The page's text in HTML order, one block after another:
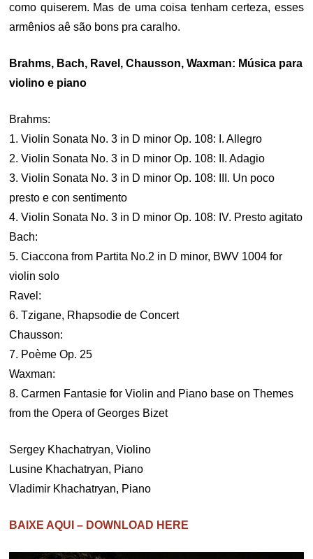
como quiserem. Mas de uma coisa tenham certeza, esses
armênios aê são bons pra caralho.
Brahms, Bach, Ravel, Chausson, Waxman: Música para
violino e piano
Brahms:
1. Violin Sonata No. 3 in D minor Op. 108: I. Allegro
2. Violin Sonata No. 3 in D minor Op. 108: II. Adagio
3. Violin Sonata No. 3 in D minor Op. 108: III. Un poco
presto e con sentimento
4. Violin Sonata No. 3 in D minor Op. 108: IV. Presto agitato
Bach:
5. Ciaccona from Partita No.2 in D minor, BWV 1004 for
violin solo
Ravel:
6. Tzigane, Rhapsodie de Concert
Chausson:
7. Poème Op. 25
Waxman:
8. Carmen Fantasie for Violin and Piano base on Themes
from the Opera of Georges Bizet
Sergey Khachatryan, Violino
Lusine Khachatryan, Piano
Vladimir Khachatryan, Piano
BAIXE AQUI – DOWNLOAD HERE